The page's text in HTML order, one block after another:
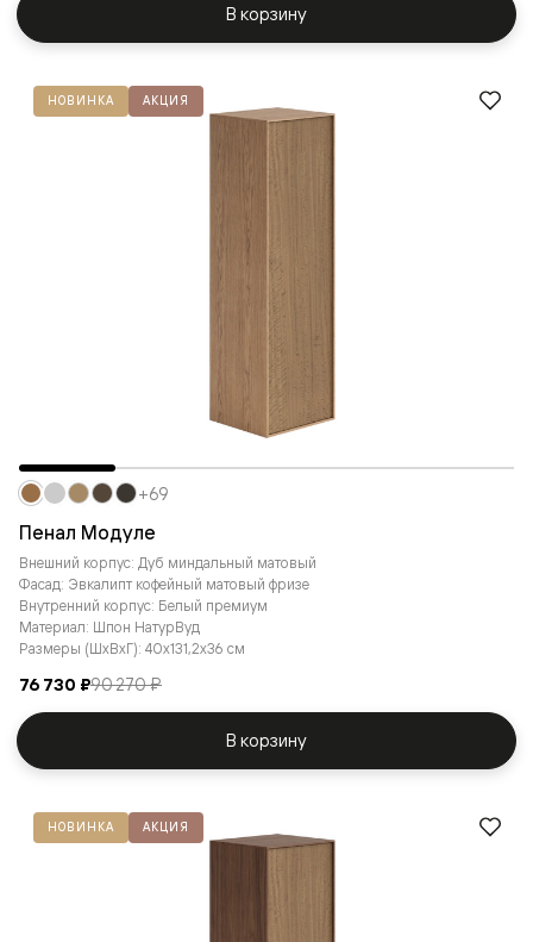
В корзину
НОВИНКА АКЦИЯ
Пенал Модуле
Внешний корпус: Дуб миндальный матовый
Фасад: Эвкалипт кофейный матовый фризе
Внутренний корпус: Белый премиум
Материал: Шпон НатурВуд
Размеры (ШxВxГ): 40x131,2x36 см
76 730 ₽90 270 ₽
+69
В корзину
НОВИНКА АКЦИЯ